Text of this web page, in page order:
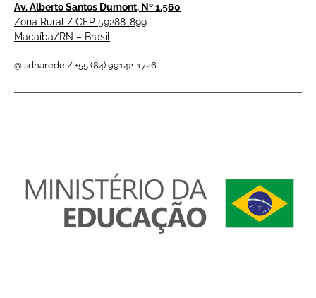
Av. Alberto Santos Dumont, Nº 1.560
Zona Rural / CEP 59288-899
Macaíba/RN – Brasil
@isdnarede / +55 (84) 99142-1726